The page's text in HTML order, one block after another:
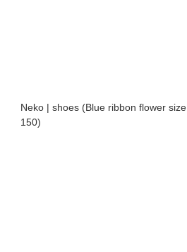
Neko | shoes (Blue ribbon flower size
150)